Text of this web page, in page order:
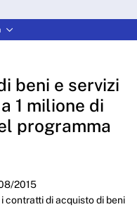
beni e servizi
1 milione di
programma
2015
contratti di acquisto di beni